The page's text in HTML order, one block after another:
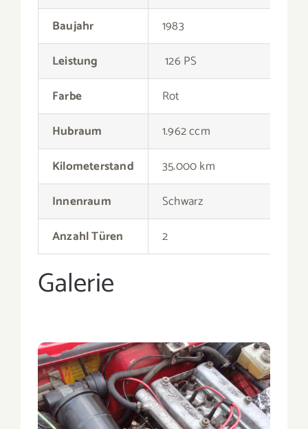
Hubraum
1.962 ccm
Kilometerstand
35.000 km
Innenraum
Schwarz
Anzahl Türen
2
Galerie